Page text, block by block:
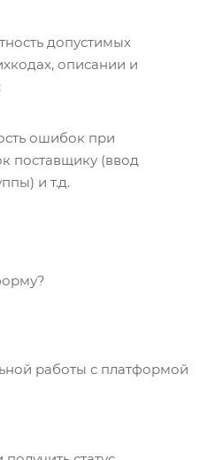
допустимых
описании и
ошибок при
поставщику (ввод
и т.д.
работы с платформой